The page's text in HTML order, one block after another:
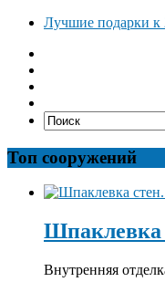
Лучшие подарки
Топ сооружений
Шпаклевка
Внутренняя